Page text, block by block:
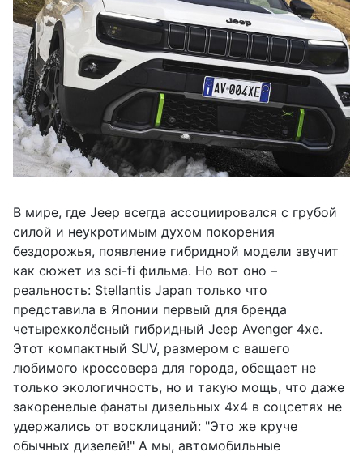
В мире, где Jeep всегда ассоциировался с грубой
силой и неукротимым духом покорения
бездорожья, появление гибридной модели звучит
как сюжет из sci-fi фильма. Но вот оно –
реальность: Stellantis Japan только что
представила в Японии первый для бренда
четырехколёсный гибридный Jeep Avenger 4xe.
Этот компактный SUV, размером с вашего
любимого кроссовера для города, обещает не
только экологичность, но и такую мощь, что даже
закоренелые фанаты дизельных 4x4 в соцсетях не
удержались от восклицаний: "Это же круче
обычных дизелей!" А мы, автомобильные